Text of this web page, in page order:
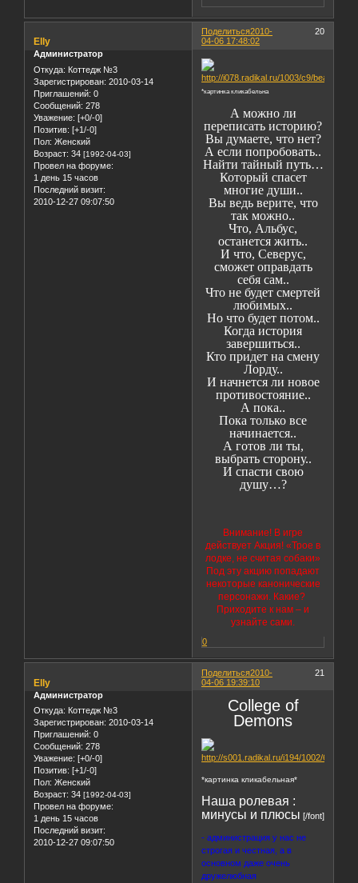
Поделиться 20
2010-
04-06 17:48:02
Elly
Администратор
Откуда: Коттедж №3
Зарегистрирован: 2010-03-14
Приглашений: 0
Сообщений: 278
Уважение: [+0/-0]
Позитив: [+1/-0]
Пол: Женский
Возраст: 34 [1992-04-03]
Провел на форуме:
1 день 15 часов
Последний визит:
2010-12-27 09:07:50
*картинка кликабельна
А можно ли
переписать историю?
Вы думаете, что нет?
А если попробовать..
Найти тайный путь…
Который спасет
многие души..
Вы ведь верите, что
так можно..
Что, Альбус,
останется жить..
И что, Северус,
сможет оправдать
себя сам..
Что не будет смертей
любимых..
Но что будет потом..
Когда история
завершиться..
Кто придет на смену
Лорду..
И начнется ли новое
противостояние..
А пока..
Пока только все
начинается..
А готов ли ты,
выбрать сторону..
И спасти свою
душу…?
Внимание! В игре
действует Акция! «Трое в
лодке, не считая собаки»
Под эту акцию попадают
некоторые канонические
персонажи. Какие?
Приходите к нам – и
узнайте сами.
0
Поделиться 21
2010-
04-06 19:39:10
Elly
Администратор
Откуда: Коттедж №3
Зарегистрирован: 2010-03-14
Приглашений: 0
Сообщений: 278
Уважение: [+0/-0]
Позитив: [+1/-0]
Пол: Женский
Возраст: 34 [1992-04-03]
Провел на форуме:
1 день 15 часов
Последний визит:
2010-12-27 09:07:50
College of
Demons
*картинка кликабельная*
Наша ролевая :
минусы и плюсы [/font]
- администрация у нас не
строгая и честная, а в
основном даже очень
дружелюбная